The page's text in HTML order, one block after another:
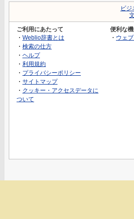
ビジ
ご利用にあたって
・ Weblio辞書とは
・ 検索の仕方
・ ヘルプ
・ 利用規約
・ プライバシーポリシー
・ サイトマップ
・ クッキー・アクセスデータに
ついて
便利な
・ ウェ